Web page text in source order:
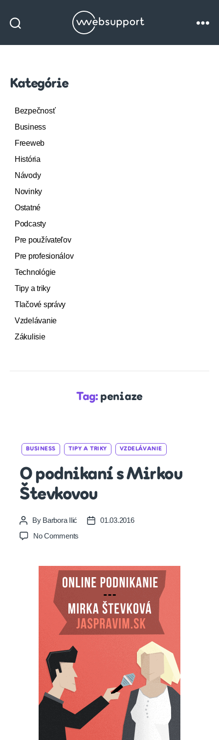
Websupport
Kategórie
Bezpečnosť
Business
Freeweb
História
Návody
Novinky
Ostatné
Podcasty
Pre používateľov
Pre profesionálov
Technológie
Tipy a triky
Tlačové správy
Vzdelávanie
Zákulisie
Tag: peniaze
Categories
BUSINESS TIPY A TRIKY VZDELÁVANIE
O podnikaní s Mirkou
Števkovou
Post
author
By Barbora Ilić
Post01.03.2016
No Comments
s
Mirkou
Števkovou